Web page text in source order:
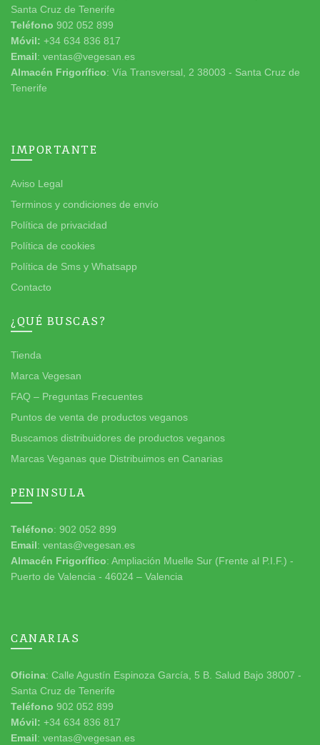
Santa Cruz de Tenerife
Teléfono 902 052 899
Móvil: +34 634 836 817
Email: ventas@vegesan.es
Almacén Frigorífico: Vía Transversal, 2 38003 - Santa Cruz de
Tenerife
IMPORTANTE
Aviso Legal
Terminos y condiciones de envío
Política de privacidad
Política de cookies
Política de Sms y Whatsapp
Contacto
¿QUÉ BUSCAS?
Tienda
Marca Vegesan
FAQ – Preguntas Frecuentes
Puntos de venta de productos veganos
Buscamos distribuidores de productos veganos
Marcas Veganas que Distribuimos en Canarias
PENINSULA
Teléfono: 902 052 899
Email: ventas@vegesan.es
Almacén Frigorífico: Ampliación Muelle Sur (Frente al P.I.F.) -
Puerto de Valencia - 46024 – Valencia
CANARIAS
Oficina: Calle Agustín Espinoza García, 5 B. Salud Bajo 38007 -
Santa Cruz de Tenerife
Teléfono 902 052 899
Móvil: +34 634 836 817
Email: ventas@vegesan.es